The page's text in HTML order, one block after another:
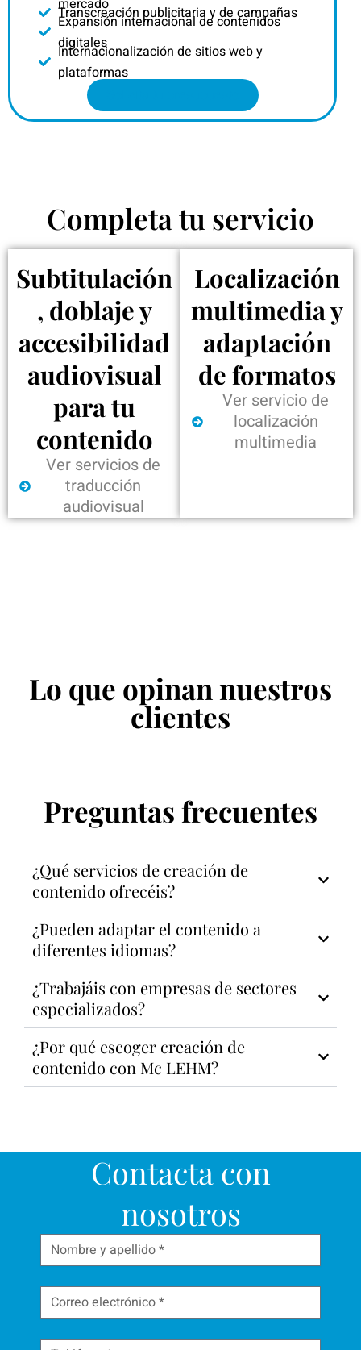
Transcreación publicitaria y de campañas
Expansión internacional de contenidos
digitales
Internacionalización de sitios web y
plataformas
Completa tu servicio
Subtitulación
, doblaje y
accesibilidad
audiovisual
para tu
contenido
Ver servicios de
traducción
audiovisual
Localización
multimedia y
adaptación
de formatos
Ver servicio de
localización
multimedia
Lo que opinan nuestros
clientes
Preguntas frecuentes
¿Qué servicios de creación de
contenido ofrecéis?
¿Pueden adaptar el contenido a
diferentes idiomas?
¿Trabajáis con empresas de sectores
especializados?
¿Por qué escoger creación de
contenido con Mc LEHM?
Contacta con
nosotros